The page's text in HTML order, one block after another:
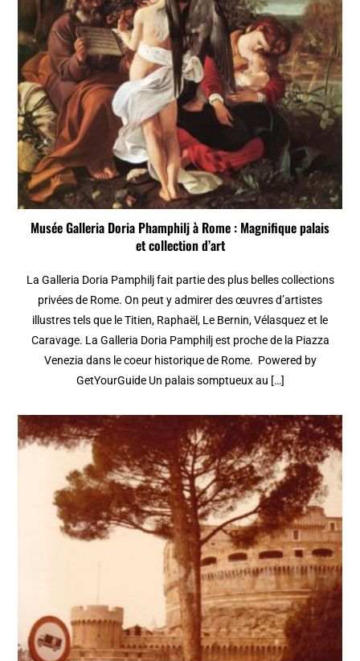
Musée Galleria Doria Phamphilj à Rome : Magnifique palais
et collection d’art
La Galleria Doria Pamphilj fait partie des plus belles collections
privées de Rome. On peut y admirer des œuvres d’artistes
illustres tels que le Titien, Raphaël, Le Bernin, Vélasquez et le
Caravage. La Galleria Doria Pamphilj est proche de la Piazza
Venezia dans le coeur historique de Rome. Powered by
GetYourGuide Un palais somptueux au […]